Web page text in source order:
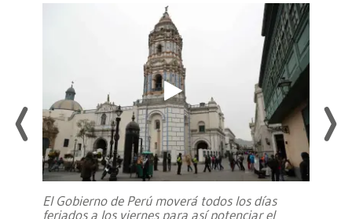
El Gobierno de Perú moverá todos los días
feriados a los viernes para así potenciar el